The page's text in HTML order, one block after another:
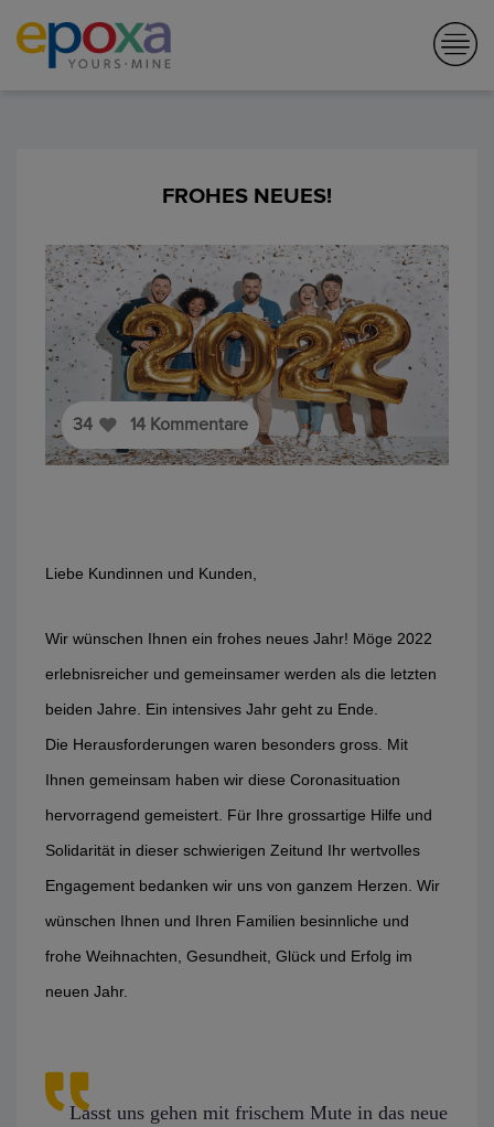
FROHES NEUES!
34 14 Kommentare
Liebe Kundinnen und Kunden,
Wir wünschen Ihnen ein frohes neues Jahr! Möge 2022
erlebnisreicher und gemeinsamer werden als die letzten
beiden Jahre. Ein intensives Jahr geht zu Ende.
Die Herausforderungen waren besonders gross. Mit
Ihnen gemeinsam haben wir diese Coronasituation
hervorragend gemeistert. Für Ihre grossartige Hilfe und
Solidarität in dieser schwierigen Zeitund Ihr wertvolles
Engagement bedanken wir uns von ganzem Herzen. Wir
wünschen Ihnen und Ihren Familien besinnliche und
frohe Weihnachten, Gesundheit, Glück und Erfolg im
neuen Jahr.
Lasst uns gehen mit frischem Mute in das neue